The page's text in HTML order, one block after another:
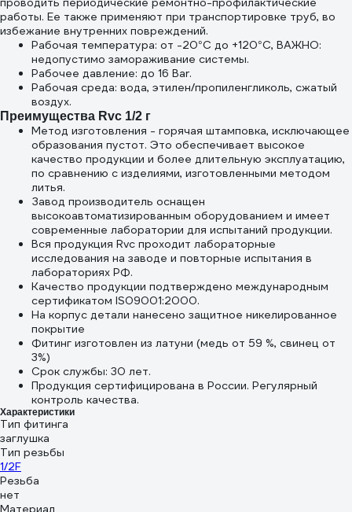
работы. Ее также применяют при транспортировке труб, во
избежание внутренних повреждений.
Рабочая температура: от -20°C до +120°C, ВАЖНО:
недопустимо замораживание системы.
Рабочее давление: до 16 Bar.
Рабочая среда: вода, этилен/пропиленгликоль, сжатый
воздух.
Преимущества Rvc 1/2 г
Метод изготовления - горячая штамповка, исключающее
образования пустот. Это обеспечивает высокое
качество продукции и более длительную эксплуатацию,
по сравнению с изделиями, изготовленными методом
литья.
Завод производитель оснащен
высокоавтоматизированным оборудованием и имеет
современные лаборатории для испытаний продукции.
Вся продукция Rvc проходит лабораторные
исследования на заводе и повторные испытания в
лабораториях РФ.
Качество продукции подтверждено международным
сертификатом IS09001:2000.
На корпус детали нанесено защитное никелированное
покрытие
Фитинг изготовлен из латуни (медь от 59 %, свинец от
3%)
Срок службы: 30 лет.
Продукция сертифицирована в России. Регулярный
контроль качества.
Характеристики
Тип фитинга
заглушка
Тип резьбы
1/2F
Резьба
нет
Материал